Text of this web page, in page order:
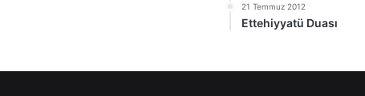
21 Temmuz 2012
Ettehiyyatü Duası